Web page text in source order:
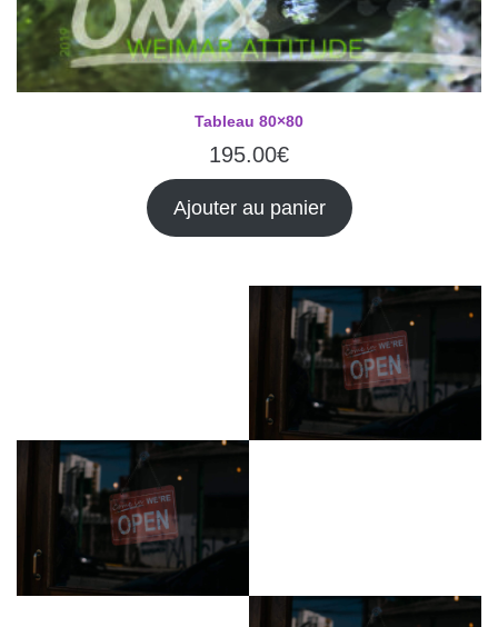
Tableau 80×80
195.00€
Ajouter au panier